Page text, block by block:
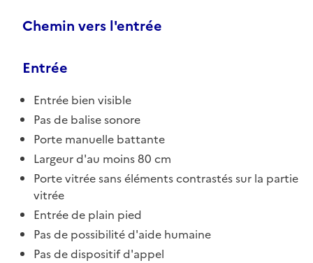
Chemin vers l'entrée
Entrée
Entrée bien visible
Pas de balise sonore
Porte manuelle battante
Largeur d'au moins 80 cm
Porte vitrée sans éléments contrastés sur la partie
vitrée
Entrée de plain pied
Pas de possibilité d'aide humaine
Pas de dispositif d'appel